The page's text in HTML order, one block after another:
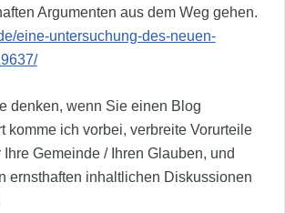
Argumenten aus dem Weg gehen.
eine-untersuchung-des-neuen-
denken, wenn Sie einen Blog
komme ich vorbei, verbreite Vorurteile
Gemeinde / Ihren Glauben, und
ernsthaften inhaltlichen Diskussionen